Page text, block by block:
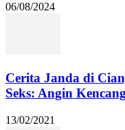
06/08/2024
Cerita Janda di
Seks: Angin
13/02/2021